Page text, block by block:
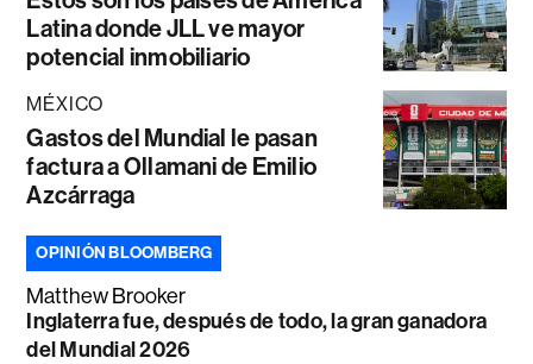
Latina donde JLL ve mayor
potencial inmobiliario
MÉXICO
Gastos del Mundial le pasan
factura a Ollamani de Emilio
Azcárraga
OPINIÓN BLOOMBERG
Matthew Brooker
Inglaterra fue, después de todo, la gran ganadora
del Mundial 2026